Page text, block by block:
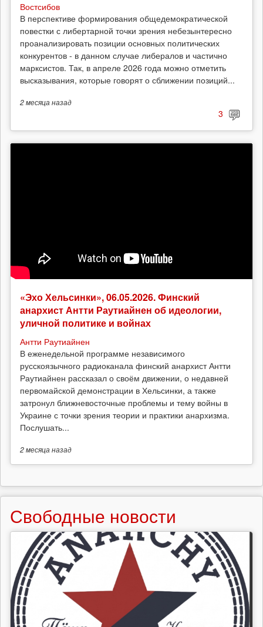
Востсибов
В перспективе формирования общедемократической
повестки с либертарной точки зрения небезынтересно
проанализировать позиции основных политических
конкурентов - в данном случае либералов и частично
марксистов. Так, в апреле 2026 года можно отметить
высказывания, которые говорят о сближении позиций...
2 месяцаназад
3
«Эхо Хельсинки», 06.05.2026. Финский
анархист Антти Раутиайнен об идеологии,
уличной политике и войнах
Антти Раутиайнен
В еженедельной программе независимого
русскоязычного радиоканала финский анархист Антти
Раутиайнен рассказал о своём движении, о недавней
первомайской демонстрации в Хельсинки, а также
затронул ближневосточные проблемы и тему войны в
Украине с точки зрения теории и практики анархизма.
Послушать...
2 месяцаназад
Свободные новости